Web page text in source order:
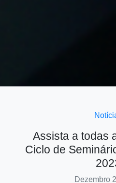
Assista a todas
Ciclo de
Dezembro